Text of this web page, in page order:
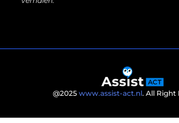
@2025 www.assist-act.nl. All Right